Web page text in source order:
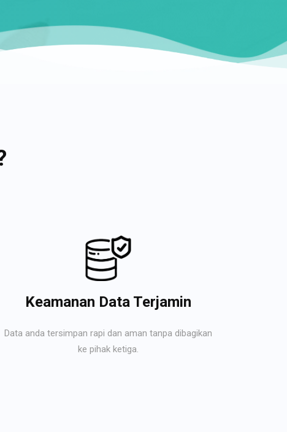
Keamanan Data Terjamin
Data anda tersimpan rapi dan aman tanpa dibagikan
ke pihak ketiga.